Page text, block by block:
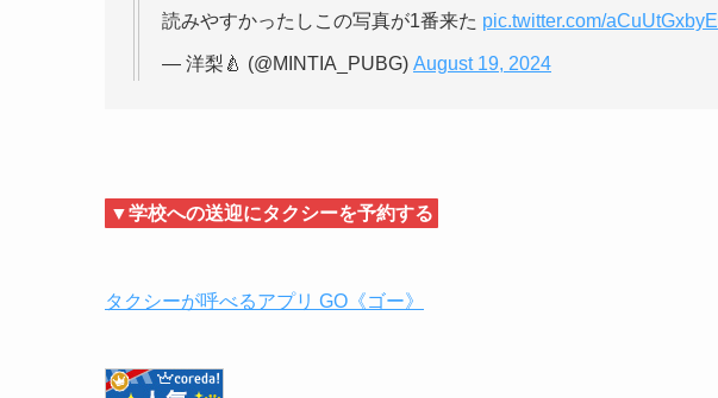
読みやすかったしこの写真が1番来た pic.twitter.com/aCuUtGxbyE
— 洋梨🍐 (@MINTIA_PUBG) August 19, 2024
▼学校への送迎にタクシーを予約する
タクシーが呼べるアプリ GO《ゴー》